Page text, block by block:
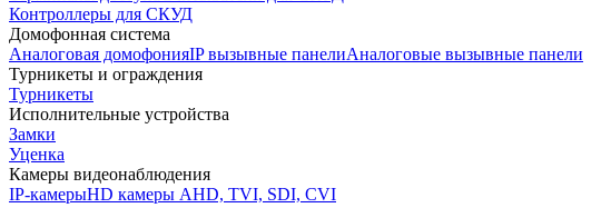
Контроллеры для СКУД
Домофонная система
Аналоговая домофонияIP вызывные панелиАналоговые вызывные панели
Турникеты и ограждения
Турникеты
Исполнительные устройства
Замки
Уценка
Камеры видеонаблюдения
IP-камерыHD камеры AHD, TVI, SDI, CVI